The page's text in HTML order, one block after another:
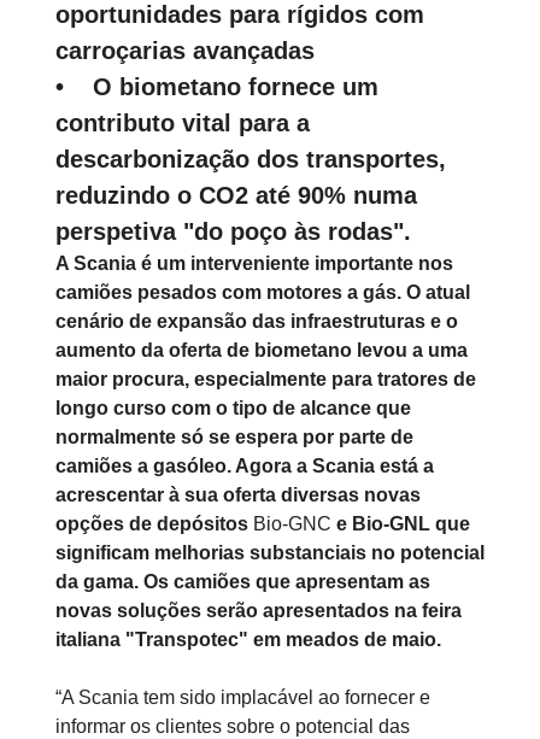
oportunidades para rígidos com
carroçarias avançadas
• O biometano fornece um
contributo vital para a
descarbonização dos transportes,
reduzindo o CO2 até 90% numa
perspetiva "do poço às rodas".
A Scania é um interveniente importante nos
camiões pesados com motores a gás. O atual
cenário de expansão das infraestruturas e o
aumento da oferta de biometano levou a uma
maior procura, especialmente para tratores de
longo curso com o tipo de alcance que
normalmente só se espera por parte de
camiões a gasóleo. Agora a Scania está a
acrescentar à sua oferta diversas novas
opções de depósitos Bio-GNC e Bio-GNL que
significam melhorias substanciais no potencial
da gama. Os camiões que apresentam as
novas soluções serão apresentados na feira
italiana "Transpotec" em meados de maio.
“A Scania tem sido implacável ao fornecer e
informar os clientes sobre o potencial das